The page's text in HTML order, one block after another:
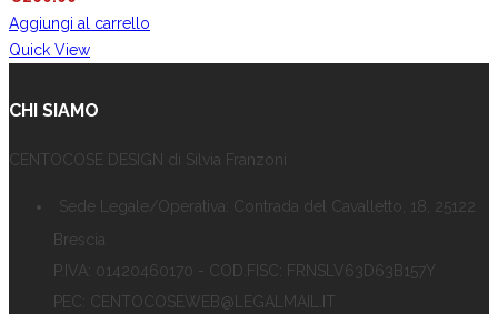
Aggiungi al carrello
Quick View
CHI SIAMO
CENTOCOSE DESIGN di Silvia Franzoni
Sede Legale/Operativa: Contrada del Cavalletto, 18, 25122
Brescia
P.IVA: 01420460170 - COD.FISC: FRNSLV63D63B157Y
PEC: CENTOCOSEWEB@LEGALMAIL.IT